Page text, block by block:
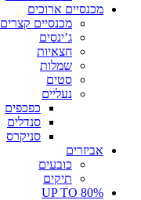
מכנסיים ארוכים
מכנסיים קצרים
ג’ינסים
חצאיות
שמלות
סטים
נעליים
כפכפים
סנדלים
סניקרס
אביזרים
כובעים
תיקים
UP TO 80%